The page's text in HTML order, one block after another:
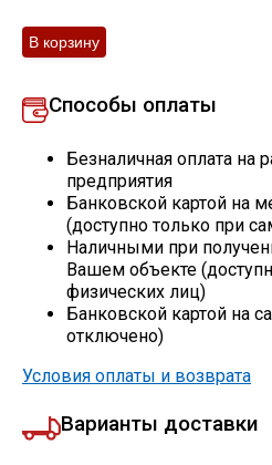
Алюминиевый
Способы оплаты
Безналичная оплата на
предприятия
Банковской картой на
(доступно только при
Наличными при
Вашем объекте
физических лиц)
Банковской картой на
отключено)
Условия оплаты и возврата
Варианты доставки